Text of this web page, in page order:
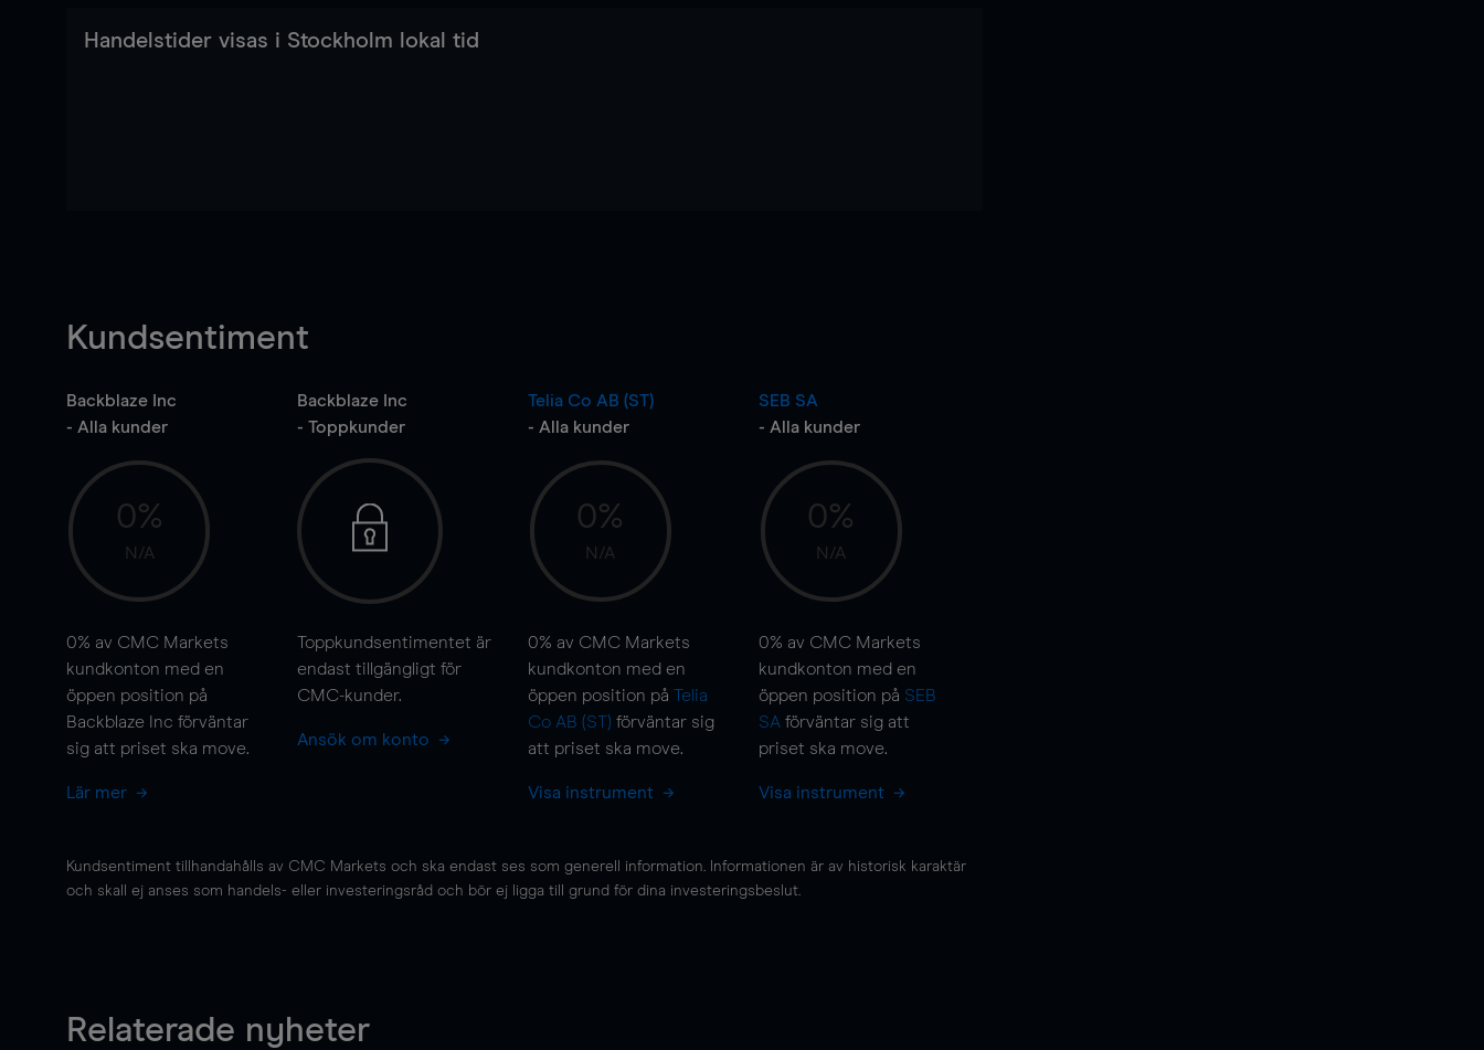
Handelstider visas i Stockholm lokal tid
Kundsentiment
Backblaze Inc
- Alla kunder
0%
N/A
0% av CMC Markets
kundkonton med en
öppen position på
Backblaze Inc förväntar
sig att priset ska move.
Lär mer
Backblaze Inc
- Toppkunder
Toppkundsentimentet är
endast tillgängligt för
CMC-kunder.
Ansök om konto
Telia Co AB (ST)
- Alla kunder
0%
N/A
0% av CMC Markets
kundkonton med en
öppen position på Telia
Co AB (ST) förväntar sig
att priset ska move.
Visa instrument
SEB SA
- Alla kunder
0%
N/A
0% av CMC Markets
kundkonton med en
öppen position på SEB
SA förväntar sig att
priset ska move.
Visa instrument
Kundsentiment tillhandahålls av CMC Markets och ska endast ses som generell information. Informationen är av historisk karaktär
och skall ej anses som handels- eller investeringsråd och bör ej ligga till grund för dina investeringsbeslut.
Relaterade nyheter